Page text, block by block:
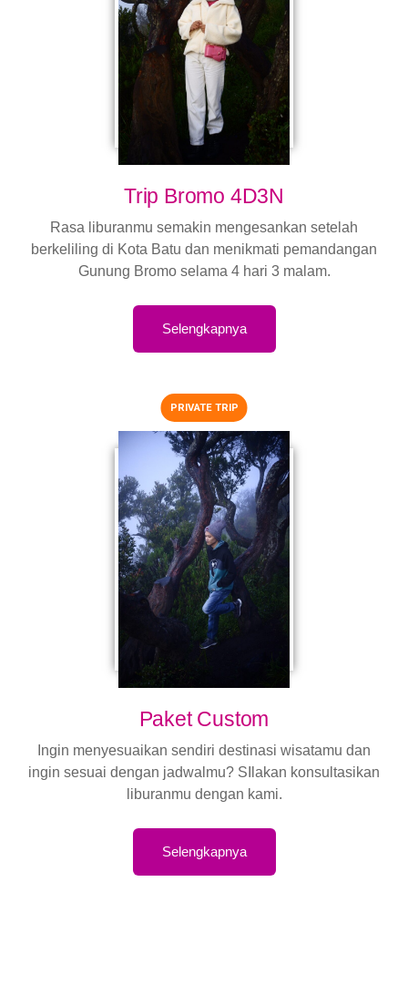
Trip Bromo 4D3N
Rasa liburanmu semakin mengesankan setelah
berkeliling di Kota Batu dan menikmati pemandangan
Gunung Bromo selama 4 hari 3 malam.
Selengkapnya
Paket Custom
Ingin menyesuaikan sendiri destinasi wisatamu dan
ingin sesuai dengan jadwalmu? SIlakan konsultasikan
liburanmu dengan kami.
Selengkapnya
PRIVATE TRIP